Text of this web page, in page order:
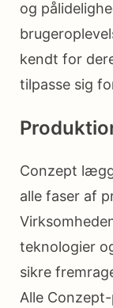
og
kendt for
tilpasse sig
Conzept
alle faser af
teknologier
sikre
Alle